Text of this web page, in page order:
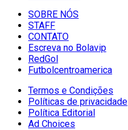
SOBRE NÓS
STAFF
CONTATO
Escreva no Bolavip
RedGol
Futbolcentroamerica
Termos e Condições
Políticas de privacidade
Política Editorial
Ad Choices